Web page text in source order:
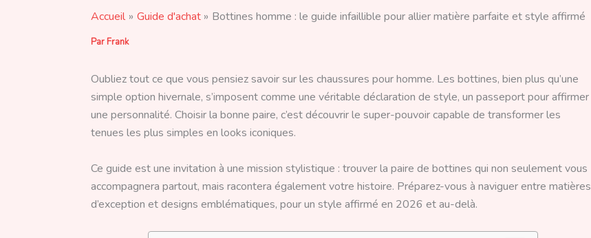
Accueil Guide d'achat Bottines homme : le guide infaillible pour allier matière parfaite et style affirmé
Par Frank
Oubliez tout ce que vous pensiez savoir sur les chaussures pour homme. Les bottines, bien plus qu’une
simple option hivernale, s’imposent comme une véritable déclaration de style, un passeport pour affirmer
une personnalité. Choisir la bonne paire, c’est découvrir le super-pouvoir capable de transformer les
tenues les plus simples en looks iconiques.
Ce guide est une invitation à une mission stylistique : trouver la paire de bottines qui non seulement vous
accompagnera partout, mais racontera également votre histoire. Préparez-vous à naviguer entre matières
d’exception et designs emblématiques, pour un style affirmé en 2026 et au-delà.